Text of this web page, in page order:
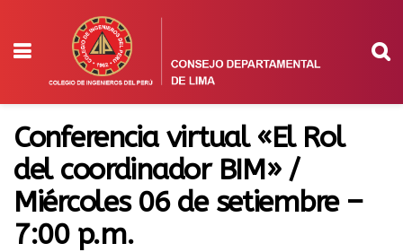
Conferencia virtual «El Rol
del coordinador BIM» /
Miércoles 06 de setiembre –
7:00 p.m.